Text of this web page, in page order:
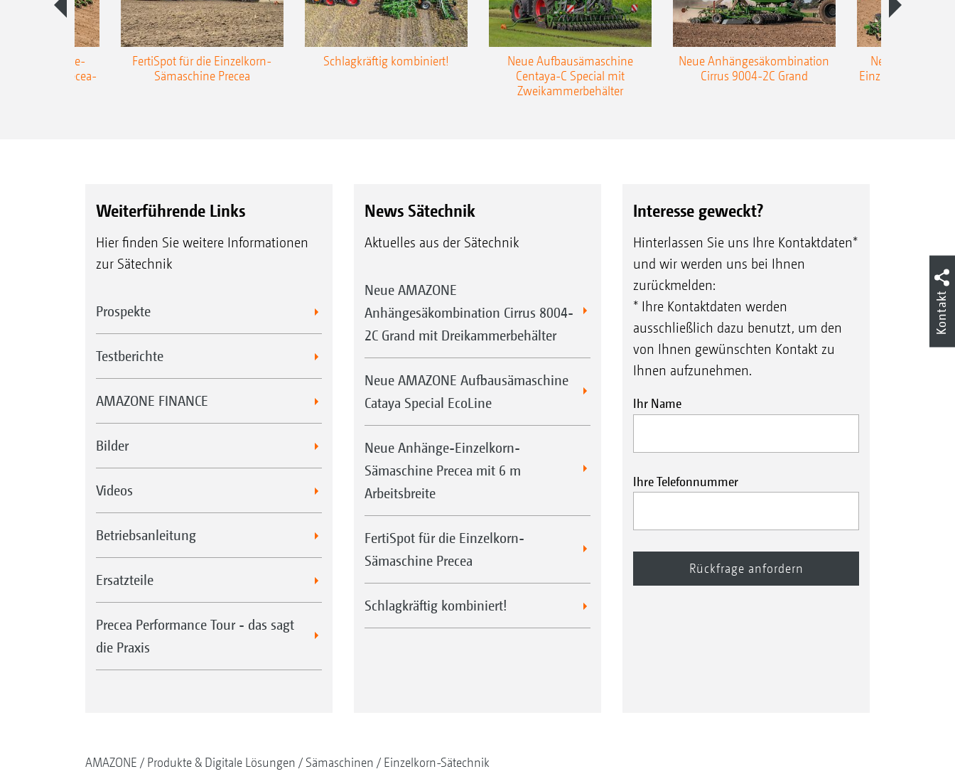
Anhänge-
Precea-
FertiSpot für die Einzelkorn-
Sämaschine Precea
Schlagkräftig kombiniert!
Neue Aufbausämaschine
Centaya-C Special mit
Zweikammerbehälter
Neue Anhängesäkombination
Cirrus 9004-2C Grand
Neue
Einzelkorn-
Weiterführende Links
Hier finden Sie weitere Informationen
zur Sätechnik
Prospekte
Testberichte
AMAZONE FINANCE
Bilder
Videos
Betriebsanleitung
Ersatzteile
Precea Performance Tour - das sagt
die Praxis
News Sätechnik
Aktuelles aus der Sätechnik
Neue AMAZONE
Anhängesäkombination Cirrus 8004-
2C Grand mit Dreikammerbehälter
Neue AMAZONE Aufbausämaschine
Cataya Special EcoLine
Neue Anhänge-Einzelkorn-
Sämaschine Precea mit 6 m
Arbeitsbreite
FertiSpot für die Einzelkorn-
Sämaschine Precea
Schlagkräftig kombiniert!
Interesse geweckt?
Hinterlassen Sie uns Ihre Kontaktdaten*
und wir werden uns bei Ihnen
zurückmelden:
* Ihre Kontaktdaten werden
ausschließlich dazu benutzt, um den
von Ihnen gewünschten Kontakt zu
Ihnen aufzunehmen.
Ihr Name
Ihre Telefonnummer
AMAZONE Produkte & Digitale Lösungen Sämaschinen Einzelkorn-Sätechnik
Kontakt